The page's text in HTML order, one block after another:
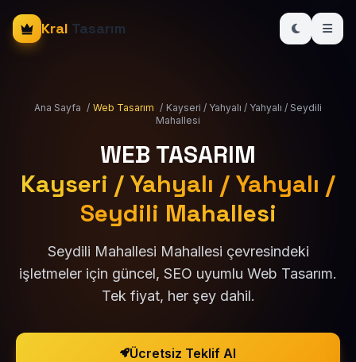
Kral Tasarım
Ana Sayfa / Web Tasarım / Kayseri / Yahyalı / Yahyalı / Seydili
Mahallesi
WEB TASARIM
Kayseri / Yahyalı / Yahyalı /
Seydili Mahallesi
Seydili Mahallesi Mahallesi çevresindeki
işletmeler için güncel, SEO uyumlu Web Tasarım.
Tek fiyat, her şey dahil.
Ücretsiz Teklif Al